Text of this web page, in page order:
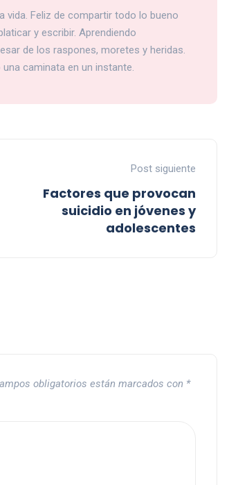
vida. Feliz de compartir todo lo bueno
y escribir. Aprendiendo
de los raspones, moretes y heridas.
caminata en un instante.
Post siguiente
Factores que provocan
suicidio en jóvenes y
adolescentes
obligatorios están marcados con *